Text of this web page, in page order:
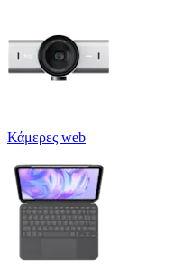
Κάμερες web